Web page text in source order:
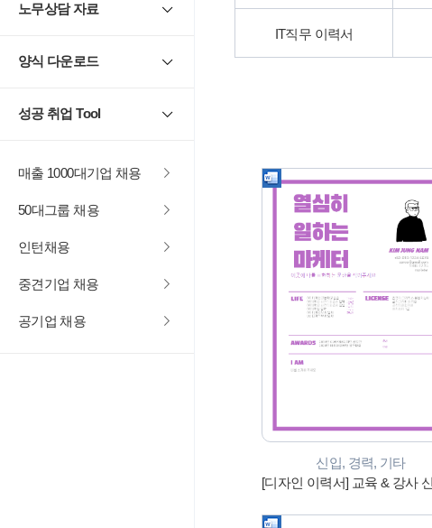
노무상담 자료
양식 다운로드
성공 취업 Tool
매출 1000대기업 채용
50대그룹 채용
인턴채용
중견기업 채용
공기업 채용
IT직무 이력서
신입, 경력, 기타